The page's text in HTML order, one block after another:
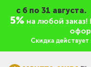
c 6 по 31 августа.
5% на любой заказ!
Скидка